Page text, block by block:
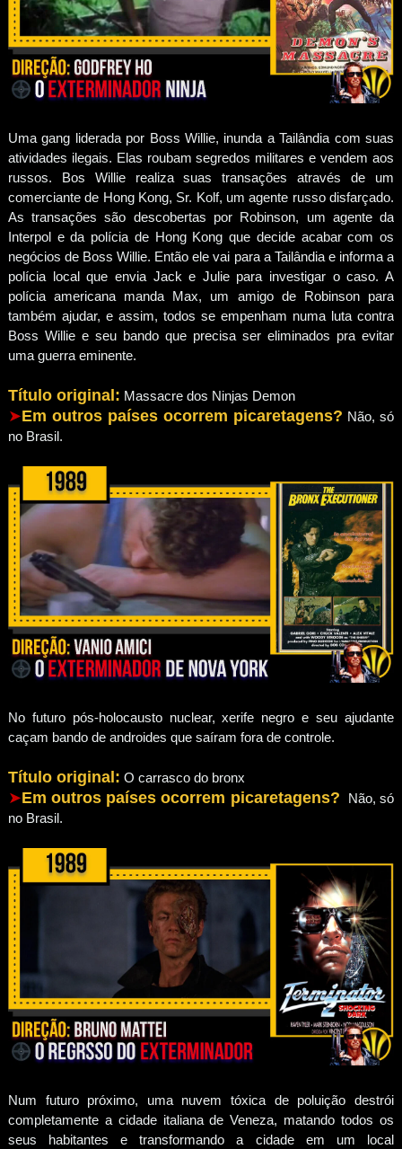
Uma gang liderada por Boss Willie, inunda a Tailândia com suas
atividades ilegais. Elas roubam segredos militares e vendem aos
russos. Bos Willie realiza suas transações através de um
comerciante de Hong Kong, Sr. Kolf, um agente russo disfarçado.
As transações são descobertas por Robinson, um agente da
Interpol e da polícia de Hong Kong que decide acabar com os
negócios de Boss Willie. Então ele vai para a Tailândia e informa a
polícia local que envia Jack e Julie para investigar o caso. A
polícia americana manda Max, um amigo de Robinson para
também ajudar, e assim, todos se empenham numa luta contra
Boss Willie e seu bando que precisa ser eliminados pra evitar
uma guerra eminente.
Título original: Massacre dos Ninjas Demon
➤Em outros países ocorrem picaretagens? Não, só
no Brasil.
No futuro pós-holocausto nuclear, xerife negro e seu ajudante
caçam bando de androides que saíram fora de controle.
Título original: O carrasco do bronx
➤Em outros países ocorrem picaretagens?
Não, só
no Brasil.
Num futuro próximo, uma nuvem tóxica de poluição destrói
completamente a cidade italiana de Veneza, matando todos os
seus habitantes e transformando a cidade em um local